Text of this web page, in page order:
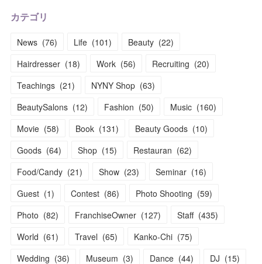
カテゴリ
News (76) Life (101) Beauty (22)
Hairdresser (18) Work (56) Recruiting (20)
Teachings (21) NYNY Shop (63)
BeautySalons (12) Fashion (50) Music (160)
Movie (58) Book (131) Beauty Goods (10)
Goods (64) Shop (15) Restauran (62)
Food/Candy (21) Show (23) Seminar (16)
Guest (1) Contest (86) Photo Shooting (59)
Photo (82) FranchiseOwner (127) Staff (435)
World (61) Travel (65) Kanko-Chi (75)
Wedding (36) Museum (3) Dance (44) DJ (15)